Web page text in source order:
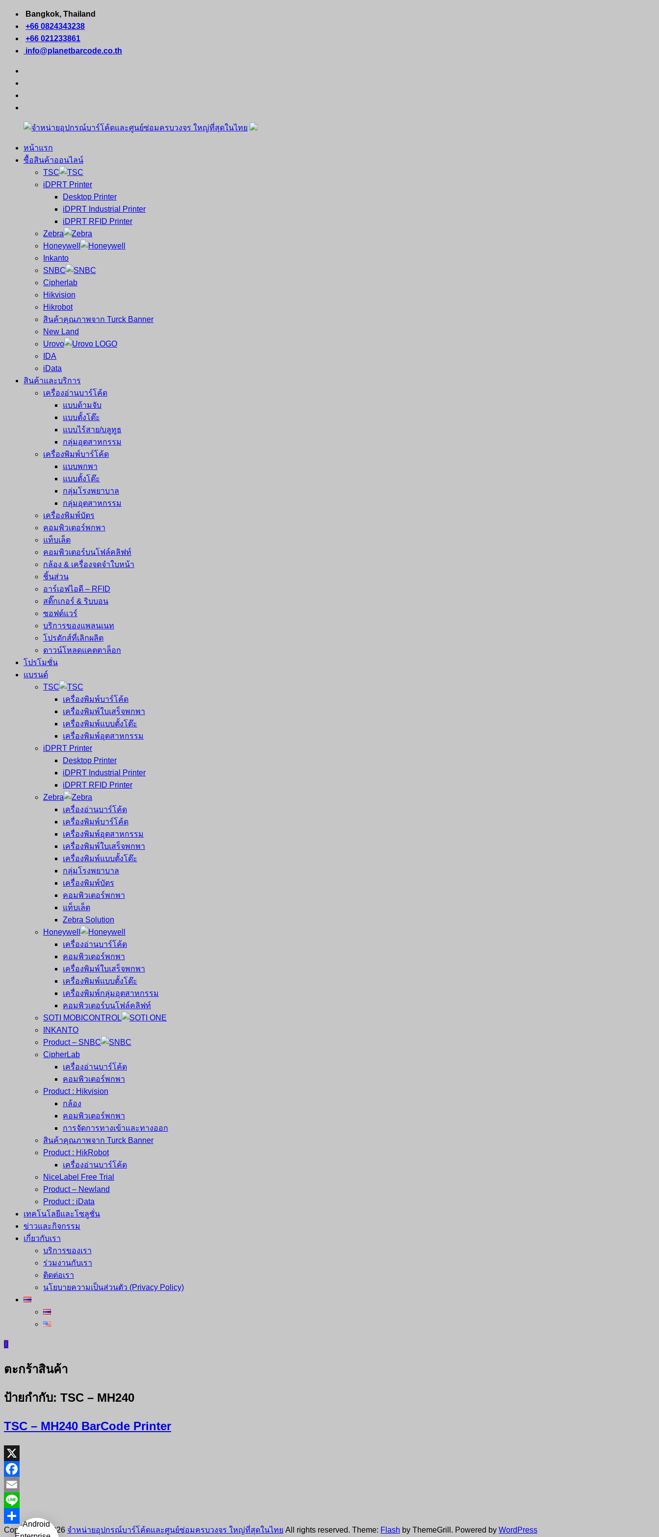
Skip
content
Bangkok, Thailand
+66 0824343238
+66 021233861
info@planetbarcode.co.th
จำหน่าย
คอมพิวเตอร์
หน้าแรก
ซื้อสินค้าออนไลน์
TSC
iDPRT Printer
Desktop Printer
iDPRT Industrial Printer
iDPRT RFID Printer
Zebra
Honeywell
Inkanto
SNBC
Cipherlab
Hikvision
Hikrobot
สินค้าคุณภาพจาก Turck Banner
New Land
Urovo
IDA
iData
สินค้าและบริการ
เครื่องอ่านบาร์โค้ด
แบบด้ามจับ
แบบตั้งโต๊ะ
แบบไร้สาย/บลูทูธ
กลุ่มอุตสาหกรรม
เครื่องพิมพ์บาร์โค้ด
แบบพกพา
แบบตั้งโต๊ะ
กลุ่มโรงพยาบาล
กลุ่มอุตสาหกรรม
เครื่องพิมพ์บัตร
คอมพิวเตอร์พกพา
แท็บเล็ต
คอมพิวเตอร์บนโฟล์คลิฟท์
กล้อง & เครื่องจดจำใบหน้า
ชิ้นส่วน
อาร์เอฟไอดี – RFID
สติ๊กเกอร์ & ริบบอน
ซอฟต์แวร์
บริการของแพลนเนท
โปรดักส์ที่เลิกผลิต
ดาวน์โหลดแคตตาล็อก
โปรโมชั่น
แบรนด์
TSC
เครื่องพิมพ์บาร์โค้ด
เครื่องพิมพ์ใบเสร็จพกพา
เครื่องพิมพ์แบบตั้งโต๊ะ
เครื่องพิมพ์อุตสาหกรรม
iDPRT Printer
Desktop Printer
iDPRT Industrial Printer
iDPRT RFID Printer
Zebra
เครื่องอ่านบาร์โค้ด
เครื่องพิมพ์บาร์โค้ด
เครื่องพิมพ์อุตสาหกรรม
เครื่องพิมพ์ใบเสร็จพกพา
เครื่องพิมพ์แบบตั้งโต๊ะ
กลุ่มโรงพยาบาล
เครื่องพิมพ์บัตร
คอมพิวเตอร์พกพา
แท็บเล็ต
Zebra Solution
Honeywell
เครื่องอ่านบาร์โค้ด
คอมพิวเตอร์พกพา
เครื่องพิมพ์ใบเสร็จพกพา
เครื่องพิมพ์แบบตั้งโต๊ะ
เครื่องพิมพ์กลุ่มอุตสาหกรรม
คอมพิวเตอร์บนโฟล์คลิฟท์
SOTI MOBICONTROL
INKANTO
Product – SNBC
CipherLab
เครื่องอ่านบาร์โค้ด
คอมพิวเตอร์พกพา
Product : Hikvision
กล้อง
คอมพิวเตอร์พกพา
การจัดการทางเข้าและทางออก
สินค้าคุณภาพจาก Turck Banner
Product : HikRobot
เครื่องอ่านบาร์โค้ด
NiceLabel Free Trial
Product – Newland
Product : iData
เทคโนโลยีและโซลูชั่น
ข่าวและกิจกรรม
เกี่ยวกับเรา
บริการของเรา
ร่วมงานกับเรา
ติดต่อเรา
นโยบายความเป็นส่วนตัว (Privacy Policy)
0
ตะกร้าสินค้า
ป้ายกำกับ: TSC – MH240
TSC – MH240 BarCode Printer
X
Facebook
Email
Line
Share
Copyright © 2026 จำหน่ายอุปกรณ์บาร์โค้ดและศูนย์ซ่อมครบวงจร ใหญ่ที่สุดในไทย All rights reserved. Theme: Flash by ThemeGrill. Powered by WordPress